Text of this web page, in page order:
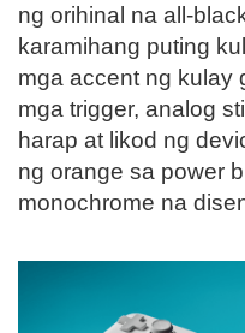
ng orihinal na all-
karamihang puting
mga accent ng kulay
mga trigger, analog
harap at likod ng
ng orange sa power
monochrome na